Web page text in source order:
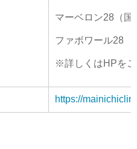
マーベロン28（
ファボワール28
※詳しくはHPを
https://